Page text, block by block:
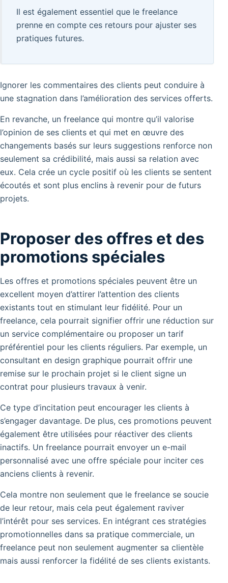
Il est également essentiel que le freelance
prenne en compte ces retours pour ajuster ses
pratiques futures.
Ignorer les commentaires des clients peut conduire à
une stagnation dans l’amélioration des services offerts.
En revanche, un freelance qui montre qu’il valorise
l’opinion de ses clients et qui met en œuvre des
changements basés sur leurs suggestions renforce non
seulement sa crédibilité, mais aussi sa relation avec
eux. Cela crée un cycle positif où les clients se sentent
écoutés et sont plus enclins à revenir pour de futurs
projets.
Proposer des offres et des
promotions spéciales
Les offres et promotions spéciales peuvent être un
excellent moyen d’attirer l’attention des clients
existants tout en stimulant leur fidélité. Pour un
freelance, cela pourrait signifier offrir une réduction sur
un service complémentaire ou proposer un tarif
préférentiel pour les clients réguliers. Par exemple, un
consultant en design graphique pourrait offrir une
remise sur le prochain projet si le client signe un
contrat pour plusieurs travaux à venir.
Ce type d’incitation peut encourager les clients à
s’engager davantage. De plus, ces promotions peuvent
également être utilisées pour réactiver des clients
inactifs. Un freelance pourrait envoyer un e-mail
personnalisé avec une offre spéciale pour inciter ces
anciens clients à revenir.
Cela montre non seulement que le freelance se soucie
de leur retour, mais cela peut également raviver
l’intérêt pour ses services. En intégrant ces stratégies
promotionnelles dans sa pratique commerciale, un
freelance peut non seulement augmenter sa clientèle
mais aussi renforcer la fidélité de ses clients existants.